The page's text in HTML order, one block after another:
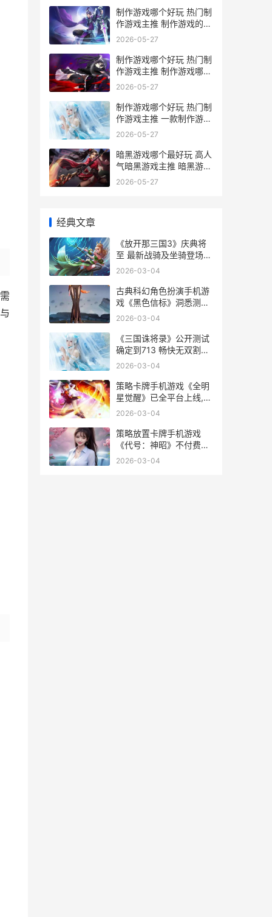
制作游戏哪个好玩 热门制
作游戏主推 制作游戏的软
件叫什么名字
2026-05-27
制作游戏哪个好玩 热门制
作游戏主推 制作游戏哪个
好赚钱
2026-05-27
制作游戏哪个好玩 热门制
作游戏主推 一款制作游戏
的游戏
2026-05-27
暗黑游戏哪个最好玩 高人
气暗黑游戏主推 暗黑游戏
哪个最恐怖
2026-05-27
经典文章
《放开那三国3》庆典将
至 最新战骑及坐骑登场
放开那三国3攻略大全
2026-03-04
古典科幻角色扮演手机游
戏《黑色信标》洞悉测试
招募开始 科幻古装
2026-03-04
《三国诛将录》公开测试
确定到713 畅快无双割草
等你来战 三国诛将录官网
2026-03-04
策略卡牌手机游戏《全明
星觉醒》已全平台上线,
“小孩”曾卓君鼎力主推! 策
2026-03-04
策略放置卡牌手机游戏
《代号：神昭》不付费删
档测试 放置策略类手游
2026-03-04